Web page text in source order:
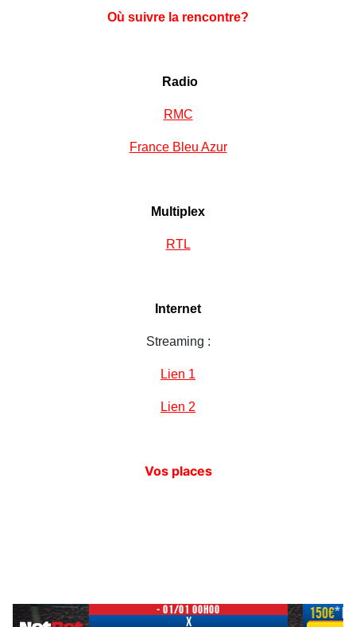
Où suivre la rencontre?
Radio
RMC
France Bleu Azur
Multiplex
RTL
Internet
Streaming :
Lien 1
Lien 2
Vos places